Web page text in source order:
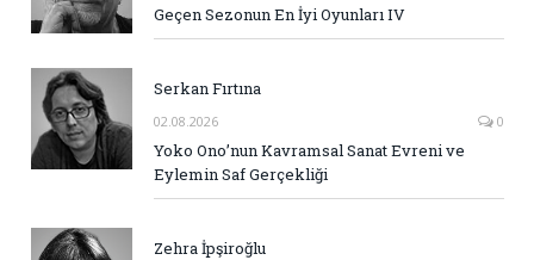
Geçen Sezonun En İyi Oyunları IV
Serkan Fırtına
02.08.2026 0
Yoko Ono’nun Kavramsal Sanat Evreni ve
Eylemin Saf Gerçekliği
Zehra İpşiroğlu